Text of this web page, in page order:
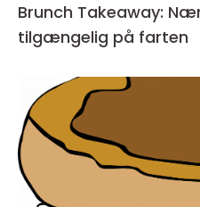
Brunch Takeaway:
tilgængelig på farten